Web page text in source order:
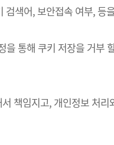
색어, 보안접속 여부, 등
을 통해 쿠키 저장을 거부
책임지고, 개인정보 처